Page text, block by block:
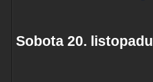
Sobota 20.